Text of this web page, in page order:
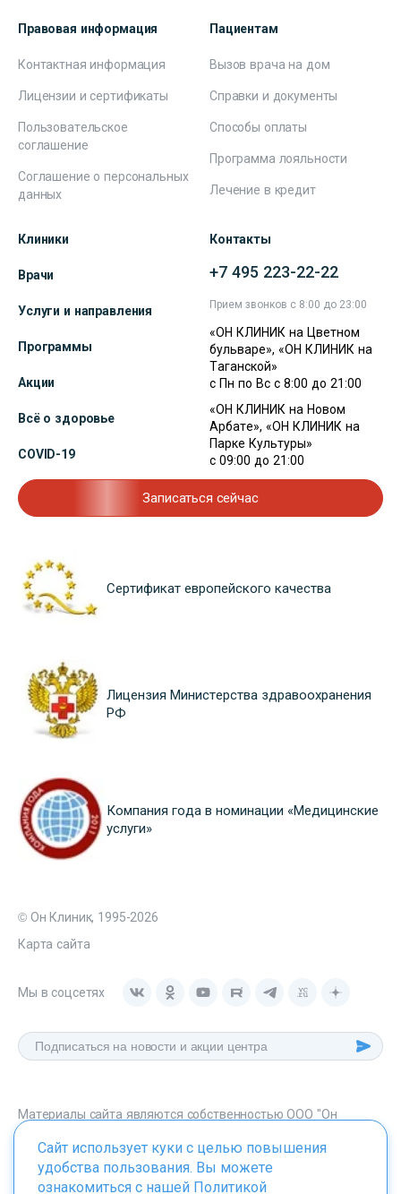
Правовая информация
Контактная информация
Лицензии и сертификаты
Пользовательское
соглашение
Соглашение о персональных
данных
Пациентам
Вызов врача на дом
Справки и документы
Способы оплаты
Программа лояльности
Лечение в кредит
Клиники
Врачи
Услуги и направления
Программы
Акции
Всё о здоровье
COVID-19
Контакты
+7 495 223-22-22
Прием звонков с 8:00 до 23:00
«ОН КЛИНИК на Цветном
бульваре», «ОН КЛИНИК на
Таганской»
с Пн по Вс с 8:00 до 21:00
«ОН КЛИНИК на Новом
Арбате», «ОН КЛИНИК на
Парке Культуры»
с 09:00 до 21:00
Записаться сейчас
Сертификат европейского качества
Лицензия Министерства здравоохранения
РФ
Компания года в номинации «Медицинские
услуги»
© Он Клиник, 1995-2026
Карта сайта
Мы в соцсетях
Материалы сайта являются собственностью ООО "Он
onclinic.ru запрещено в соответствии со статьей 1259 ГК. РФ.
Сайт использует куки с целью повышения
удобства пользования. Вы можете
ознакомиться с нашей Политикой